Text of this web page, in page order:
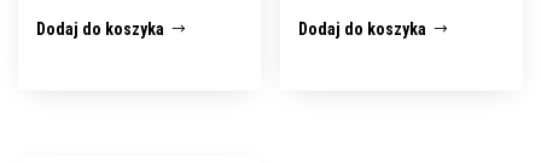
Dodaj do koszyka Dodaj do koszyka